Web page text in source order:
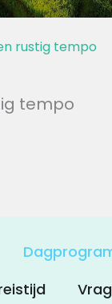
rustig tempo
tempo